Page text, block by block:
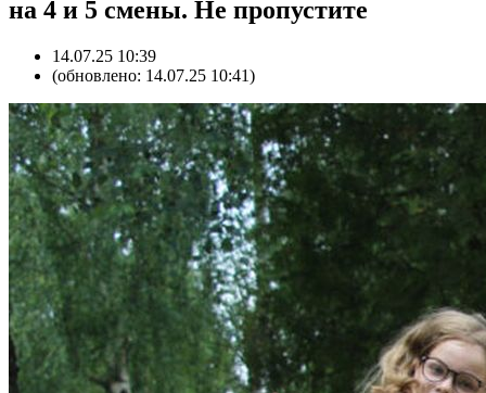
на 4 и 5 смены. Не пропустите
14.07.25 10:39
(обновлено: 14.07.25 10:41)